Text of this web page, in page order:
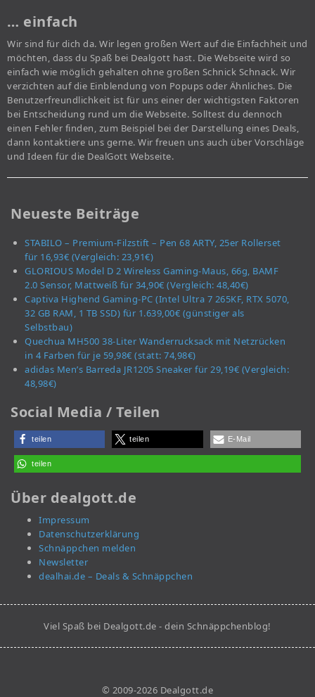
… einfach
Wir sind für dich da. Wir legen großen Wert auf die Einfachheit und
möchten, dass du Spaß bei Dealgott hast. Die Webseite wird so
einfach wie möglich gehalten ohne großen Schnick Schnack. Wir
verzichten auf die Einblendung von Popups oder Ähnliches. Die
Benutzerfreundlichkeit ist für uns einer der wichtigsten Faktoren
bei Entscheidung rund um die Webseite. Solltest du dennoch
einen Fehler finden, zum Beispiel bei der Darstellung eines Deals,
dann kontaktiere uns gerne. Wir freuen uns auch über Vorschläge
und Ideen für die DealGott Webseite.
Neueste Beiträge
STABILO – Premium-Filzstift – Pen 68 ARTY, 25er Rollerset
für 16,93€ (Vergleich: 23,91€)
GLORIOUS Model D 2 Wireless Gaming-Maus, 66g, BAMF
2.0 Sensor, Mattweiß für 34,90€ (Vergleich: 48,40€)
Captiva Highend Gaming-PC (Intel Ultra 7 265KF, RTX 5070,
32 GB RAM, 1 TB SSD) für 1.639,00€ (günstiger als
Selbstbau)
Quechua MH500 38-Liter Wanderrucksack mit Netzrücken
in 4 Farben für je 59,98€ (statt: 74,98€)
adidas Men’s Barreda JR1205 Sneaker für 29,19€ (Vergleich:
48,98€)
Social Media / Teilen
teilen teilen E-Mail
teilen
Über dealgott.de
Impressum
Datenschutzerklärung
Schnäppchen melden
Newsletter
dealhai.de – Deals & Schnäppchen
Viel Spaß bei Dealgott.de - dein Schnäppchenblog!
© 2009-2026 Dealgott.de